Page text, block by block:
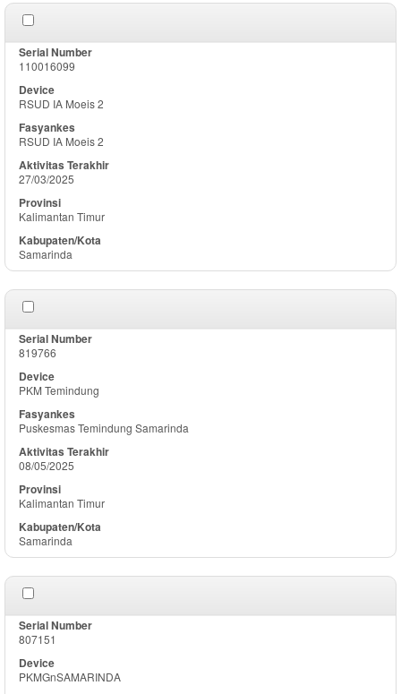
110016099
RSUD IA Moeis 2
RSUD IA Moeis 2
27/03/2025
Kalimantan Timur
Samarinda
819766
PKM Temindung
Puskesmas Temindung Samarinda
08/05/2025
Kalimantan Timur
Samarinda
807151
PKMGnSAMARINDA